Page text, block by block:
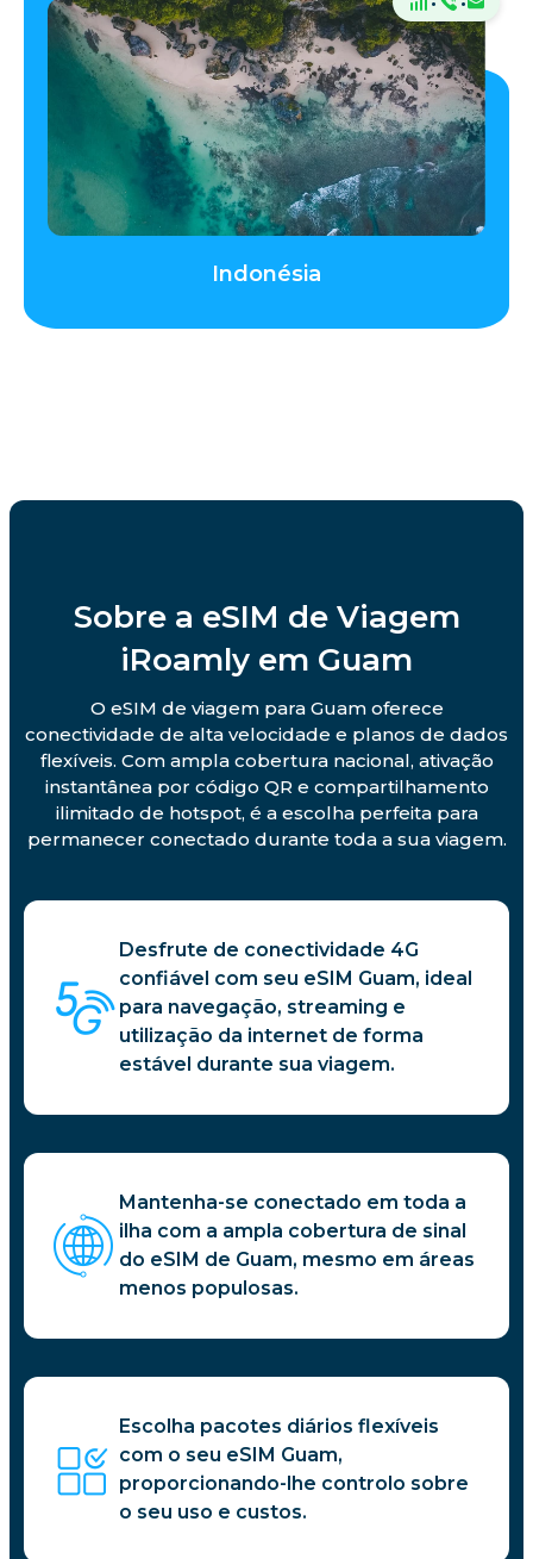
Indonésia
Sobre a eSIM de Viagem
iRoamly em Guam
O eSIM de viagem para Guam oferece
conectividade de alta velocidade e planos de dados
flexíveis. Com ampla cobertura nacional, ativação
instantânea por código QR e compartilhamento
ilimitado de hotspot, é a escolha perfeita para
permanecer conectado durante toda a sua viagem.
Desfrute de conectividade 4G
confiável com seu eSIM Guam, ideal
para navegação, streaming e
utilização da internet de forma
estável durante sua viagem.
Mantenha-se conectado em toda a
ilha com a ampla cobertura de sinal
do eSIM de Guam, mesmo em áreas
menos populosas.
Escolha pacotes diários flexíveis
com o seu eSIM Guam,
proporcionando-lhe controlo sobre
o seu uso e custos.